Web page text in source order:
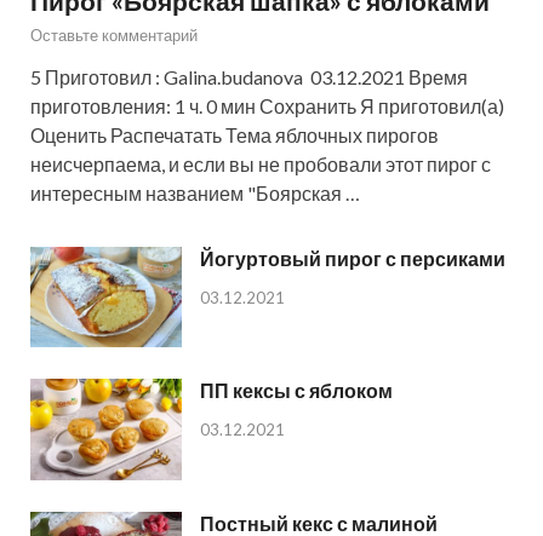
Оставьте комментарий
5 Приготовил : Galina.budanova 03.12.2021 Время
приготовления: 1 ч. 0 мин Сохранить Я приготовил(а)
Оценить Распечатать Тема яблочных пирогов
неисчерпаема, и если вы не пробовали этот пирог с
интересным названием "Боярская …
Йогуртовый пирог с персиками
03.12.2021
ПП кексы с яблоком
03.12.2021
Постный кекс с малиной